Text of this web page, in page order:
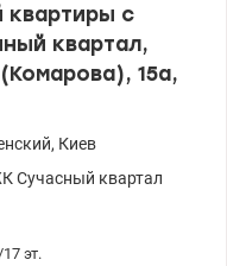
с
квартал,
15а,
, Киев
Сучасный квартал
эт.